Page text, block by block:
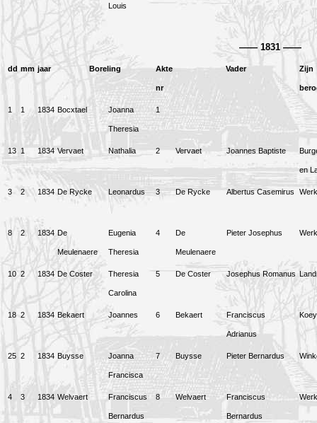
Louis
—— 1831 ——
dd mm jaar Boreling Akte
nr
Vader Zijn
1 1 1834 Bocxtael Joanna
Theresia
1
13 1 1834 Vervaet Nathalia 2 Vervaet Joannes Baptiste
en
3 2 1834 De Rycke Leonardus 3 De Rycke Albertus Casemirus
8 2 1834 De
Meulenaere
Eugenia
Theresia
4 De
Meulenaere
Pieter Josephus
10 2 1834 De Coster Theresia
Carolina
5 De Coster Josephus Romanus
18 2 1834 Bekaert Joannes 6 Bekaert Franciscus
Adrianus
25 2 1834 Buysse Joanna
Francisca
7 Buysse Pieter Bernardus
4 3 1834 Welvaert Franciscus
Bernardus
8 Welvaert Franciscus
Bernardus